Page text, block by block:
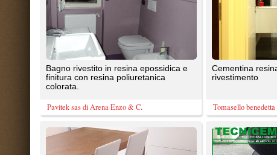
giunti, dove i pavimenti sono rivestiti da
un sottile strato ...
SIRIO GROUP SRL
effetto materico realizzabile sia a
pavimento che a parete, ...
L'autolivellante può combinarsi con una
moltitudine di elementi: piccoli ed
PERLOX...pavimento autolivellante